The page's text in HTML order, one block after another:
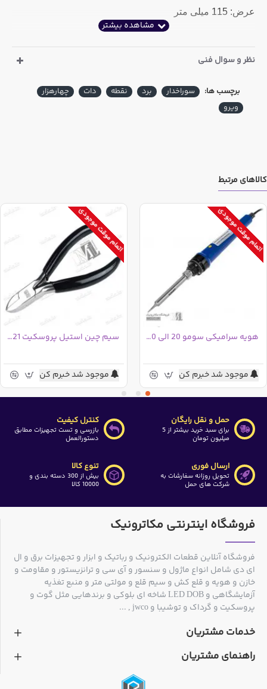
عرض: 115 میلی متر
نظر و سوال فنی
برچسب ها: سوراخدار برد نقطه دات
چهارهزار
ویرو
کالاهای مرتبط
اتمام موقت موجودی
هویه سرامیکی سومو 20 الی 200 وات SM120
موجود شد خبرم کن
اتمام موقت موجودی
سیم چین استیل پروسکیت 1PK-21 تایوانی
موجود شد خبرم کن
حمل و نقل رایگان
برای سبد خرید بیشتر از 5
میلیون تومان
کنترل کیفیت
بازرسی و تست تجهیزات مطابق
دستورالعمل
ارسال فوری
تحویل روزانه سفارشات به
شرکت های حمل
تنوع کالا
بیش از 300 دسته بندی و
10000 کالا
فروشگاه اینترنتی مکاترونیک
فروشگاه آنلاین قطعات الکترونیک و رباتیک و ابزار و تجهیزات برق و ال
ای دی شامل انواع ماژول و سنسور و آی سی و ترانزیستور و مقاومت و
خازن و هویه و قلع کش و سیم قلع و مولتی متر و منبع تغذیه
آزمایشگاهی و LED DOB شاخه ای بلوکی و برندهایی مثل گوت و
پروسکیت و گرداک و توشیبا و jwco , ...
خدمات مشتریان
راهنمای مشتریان